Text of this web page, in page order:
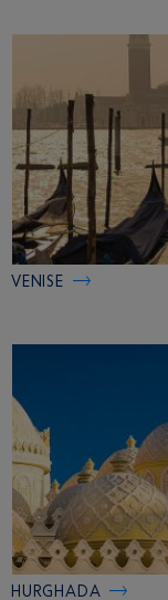
VENISE
HURGHADA